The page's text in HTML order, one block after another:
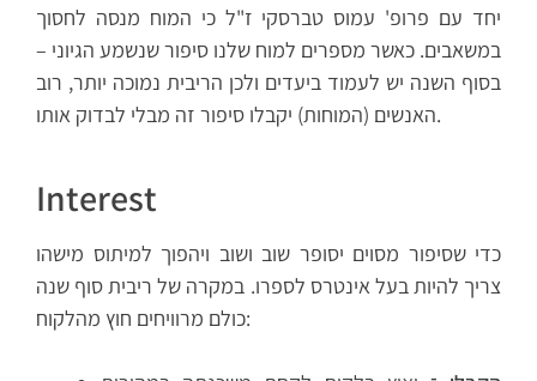
יחד עם פרופ' עמוס טברסקי ז"ל כי המוח מנסה לחסוך
במשאבים. כאשר מספרים למוח שלנו סיפור שנשמע הגיוני –
בסוף השנה יש לעמוד ביעדים ולכן הריבית נמוכה יותר, רוב
האנשים (המוחות) יקבלו סיפור זה מבלי לבדוק אותו.
Interest
כדי שסיפור מסוים יסופר שוב ושוב ויהפוך למיתוס מישהו
צריך להיות בעל אינטרס לספרו. במקרה של ריבית סוף שנה
כולם מרוויחים חוץ מהלקוח: